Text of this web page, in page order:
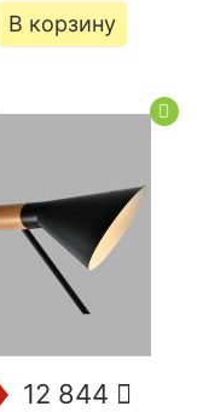
В корзину
12 844